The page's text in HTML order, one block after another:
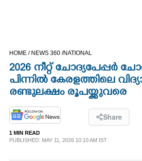
OPINION
PHOTOS
LIFESTYLE
HOME / NEWS 360 /NATIONAL
2026 നീറ്റ് ചോദ്യപേപ്പർ
പിന്നിൽ കേരളത്തിലെ
രണ്ടുലക്ഷം രൂപയ്ക്കുവരെ
Share
1 MIN READ
PUBLISHED: MAY 11, 2026 10:10 AM IST